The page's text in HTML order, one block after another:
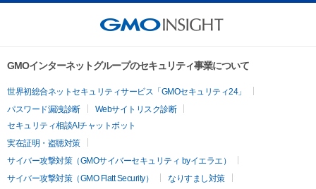
GMOインターネットグループのセキュリティ事業について
世界初総合ネットセキュリティサービス「GMOセキュリティ24」
パスワード漏洩診断
Webサイトリスク診断
セキュリティ相談AIチャットボット
実在証明・盗聴対策
サイバー攻撃対策（GMOサイバーセキュリティ byイエラエ）
サイバー攻撃対策（GMO Flatt Security）
なりすまし対策